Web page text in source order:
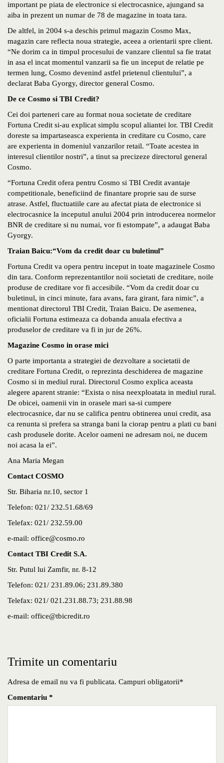
important pe piata de electronice si electrocasnice, ajungand sa
aiba in prezent un numar de 78 de magazine in toata tara.
De altfel, in 2004 s-a deschis primul magazin Cosmo Max,
magazin care reflecta noua strategie, aceea a orientarii spre client.
“Ne dorim ca in timpul procesului de vanzare clientul sa fie tratat
in asa el incat momentul vanzarii sa fie un inceput de relatie pe
termen lung, Cosmo devenind astfel prietenul clientului”, a
declarat Baba Gyorgy, director general Cosmo.
De ce Cosmo si TBI Credit?
Cei doi parteneri care au format noua societate de creditare
Fortuna Credit si-au explicat simplu scopul aliantei lor. TBI Credit
doreste sa impartaseasca experienta in creditare cu Cosmo, care
are experienta in domeniul vanzarilor retail. “Toate acestea in
interesul clientilor nostri”, a tinut sa precizeze directorul general
Cosmo.
“Fortuna Credit ofera pentru Cosmo si TBI Credit avantaje
competitionale, beneficiind de finantare proprie sau de surse
atrase. Astfel, fluctuatiile care au afectat piata de electronice si
electrocasnice la inceputul anului 2004 prin introducerea normelor
BNR de creditare si nu numai, vor fi estompate”, a adaugat Baba
Gyorgy.
Traian Baicu:“Vom da credit doar cu buletinul”
Fortuna Credit va opera pentru inceput in toate magazinele Cosmo
din tara. Conform reprezentantilor noii societati de creditare, noile
produse de creditare vor fi accesibile. “Vom da credit doar cu
buletinul, in cinci minute, fara avans, fara girant, fara nimic”, a
mentionat directorul TBI Credit, Traian Baicu. De asemenea,
oficialii Fortuna estimeaza ca dobanda anuala efectiva a
produselor de creditare va fi in jur de 26%.
Magazine Cosmo in orase mici
O parte importanta a strategiei de dezvoltare a societatii de
creditare Fortuna Credit, o reprezinta deschiderea de magazine
Cosmo si in mediul rural. Directorul Cosmo explica aceasta
alegere aparent stranie: “Exista o nisa neexploatata in mediul rural.
De obicei, oamenii vin in orasele mari sa-si cumpere
electrocasnice, dar nu se califica pentru obtinerea unui credit, asa
ca renunta si prefera sa stranga bani la ciorap pentru a plati cu bani
cash produsele dorite. Acelor oameni ne adresam noi, ne ducem
noi acasa la ei”.
Ana Maria Megan
Contact COSMO
Str. Biharia nr.10, sector 1
Telefon: 021/ 232.51.68/69
Telefax: 021/ 232.59.00
e-mail: office@cosmo.ro
Contact TBI Credit S.A.
Str. Putul lui Zamfir, nr. 8-12
Telefon: 021/ 231.89.06; 231.89.380
Telefax: 021/ 021.231.88.73; 231.88.98
e-mail: office@tbicredit.ro
Trimite un comentariu
Adresa de email nu va fi publicata. Campuri obligatorii*
Comentariu *